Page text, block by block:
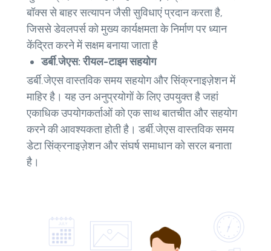
बॉक्स से बाहर सत्यापन जैसी सुविधाएं प्रदान करता है,
जिससे डेवलपर्स को मुख्य कार्यक्षमता के निर्माण पर ध्यान
केंद्रित करने में सक्षम बनाया जाता है
डर्बी.जेएस: रीयल-टाइम सहयोग
डर्बी.जेएस वास्तविक समय सहयोग और सिंक्रनाइज़ेशन में
माहिर है। यह उन अनुप्रयोगों के लिए उपयुक्त है जहां
एकाधिक उपयोगकर्ताओं को एक साथ बातचीत और सहयोग
करने की आवश्यकता होती है। डर्बी.जेएस वास्तविक समय
डेटा सिंक्रनाइज़ेशन और संघर्ष समाधान को सरल बनाता
है।